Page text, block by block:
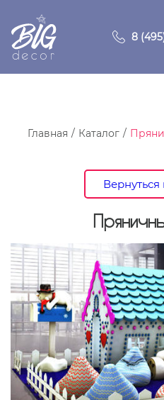
8
Главная
Портфолио
Контакты
Главная Каталог
Вернуться